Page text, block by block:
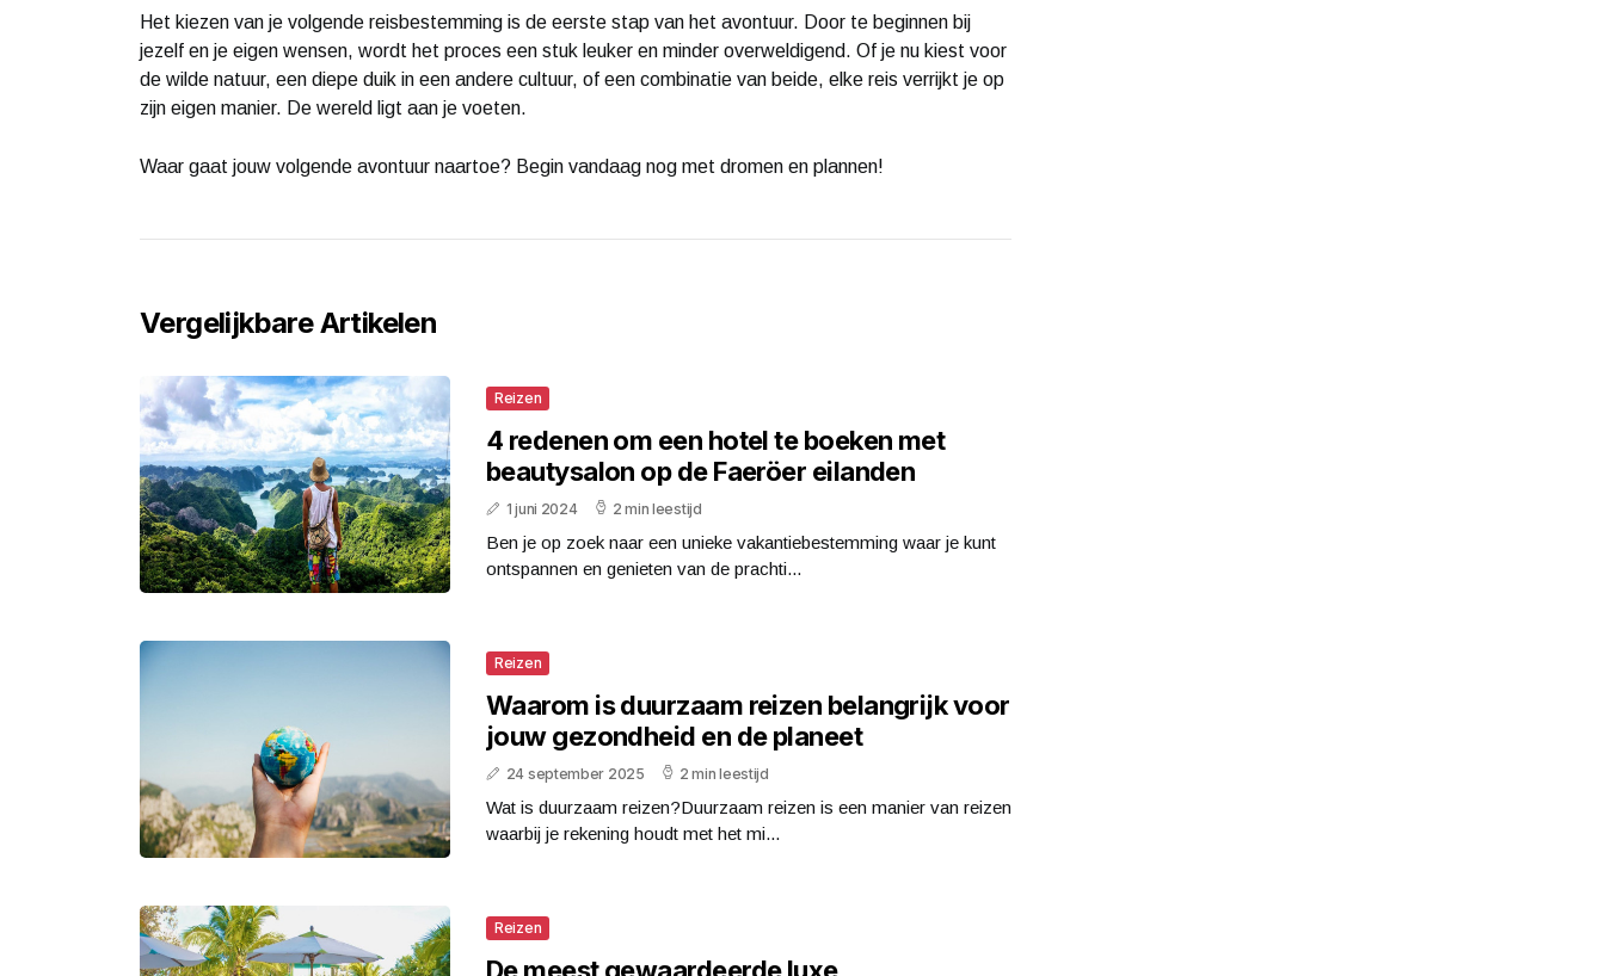
Het kiezen van je volgende reisbestemming is de eerste stap van het avontuur. Door te beginnen bij
jezelf en je eigen wensen, wordt het proces een stuk leuker en minder overweldigend. Of je nu kiest voor
de wilde natuur, een diepe duik in een andere cultuur, of een combinatie van beide, elke reis verrijkt je op
zijn eigen manier. De wereld ligt aan je voeten.
Waar gaat jouw volgende avontuur naartoe? Begin vandaag nog met dromen en plannen!
Vergelijkbare Artikelen
Reizen
4 redenen om een hotel te boeken met
beautysalon op de Faeröer eilanden
1 juni 2024 2 min leestijd
Ben je op zoek naar een unieke vakantiebestemming waar je kunt
ontspannen en genieten van de prachti...
Reizen
Waarom is duurzaam reizen belangrijk voor
jouw gezondheid en de planeet
24 september 2025 2 min leestijd
Wat is duurzaam reizen?Duurzaam reizen is een manier van reizen
waarbij je rekening houdt met het mi...
Reizen
De meest gewaardeerde luxe